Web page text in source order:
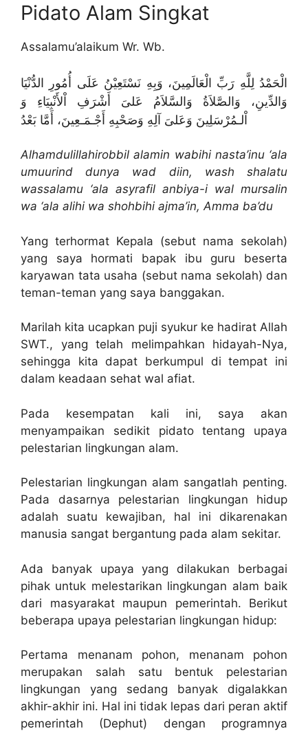
Pidato Alam Singkat
Assalamu’alaikum Wr. Wb.
الْحَمْدُ لِلَّهِ رَبِّ الْعَالَمِينَ، وَبِهِ نَسْتَعِيْنُ عَلَى أُمُورِ الدُّنْيَا
وَالدِّينِ، وَالصَّلاَةُ وَالسَّلاَمُ عَلىَ أَشْرَفِ اْلأَنْبِيَاءِ وَ
اْلـمُرْسَلِينَ وَعَلىَ آلِهِ وَصَحْبِهِ أَجْـمَـعِينَ، أَمَّا بَعْدُ
Alhamdulillahirobbil alamin wabihi nasta’inu ‘ala
umuurind dunya wad diin, wash shalatu
wassalamu ‘ala asyrafil anbiya-i wal mursalin
wa ‘ala alihi wa shohbihi ajma’in, Amma ba’du
Yang terhormat Kepala (sebut nama sekolah)
yang saya hormati bapak ibu guru beserta
karyawan tata usaha (sebut nama sekolah) dan
teman-teman yang saya banggakan.
Marilah kita ucapkan puji syukur ke hadirat Allah
SWT., yang telah melimpahkan hidayah-Nya,
sehingga kita dapat berkumpul di tempat ini
dalam keadaan sehat wal afiat.
Pada kesempatan kali ini, saya akan
menyampaikan sedikit pidato tentang upaya
pelestarian lingkungan alam.
Pelestarian lingkungan alam sangatlah penting.
Pada dasarnya pelestarian lingkungan hidup
adalah suatu kewajiban, hal ini dikarenakan
manusia sangat bergantung pada alam sekitar.
Ada banyak upaya yang dilakukan berbagai
pihak untuk melestarikan lingkungan alam baik
dari masyarakat maupun pemerintah. Berikut
beberapa upaya pelestarian lingkungan hidup:
Pertama menanam pohon, menanam pohon
merupakan salah satu bentuk pelestarian
lingkungan yang sedang banyak digalakkan
akhir-akhir ini. Hal ini tidak lepas dari peran aktif
pemerintah (Dephut) dengan programnya